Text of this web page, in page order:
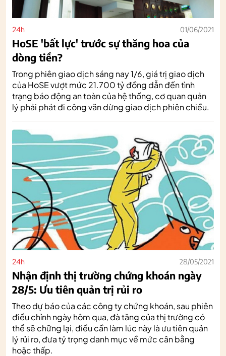
24h 01/06/2021
HoSE 'bất lực' trước sự thăng hoa của
dòng tiền?
Trong phiên giao dịch sáng nay 1/6, giá trị giao dịch
của HoSE vượt mức 21.700 tỷ đồng dẫn đến tình
trạng báo động an toàn của hệ thống, cơ quan quản
lý phải phát đi công văn dừng giao dịch phiên chiều.
24h 28/05/2021
Nhận định thị trường chứng khoán ngày
28/5: Ưu tiên quản trị rủi ro
Theo dự báo của các công ty chứng khoán, sau phiên
điều chỉnh ngày hôm qua, đà tăng của thị trường có
thể sẽ chững lại, điều cần làm lúc này là ưu tiên quản
lý rủi ro, đưa tỷ trọng danh mục về mức cân bằng
hoặc thấp.